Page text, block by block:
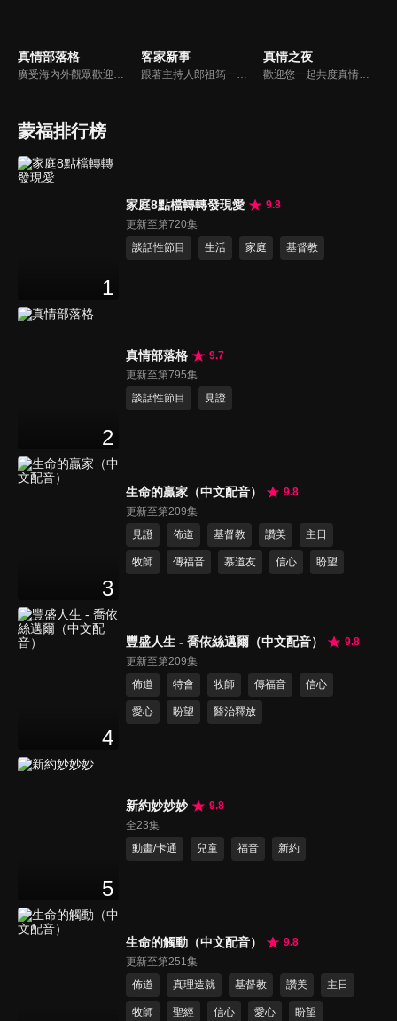
真情部落格
廣受海內外觀眾歡迎的真情部落格，是以見證故事為主軸的訪談節目，由知名主播夏嘉璐主持，莊信德牧師、黃國倫牧師回應，來賓在節目中自在的暢談自己的生命歷程，這些最真實的生命見證也幫助許多人走出低谷。
客家新事
跟著主持人郎祖筠一起關心客家事，體驗客家文化之美，透過見證分享一同經歷上帝的恩典。
真情之夜
歡迎您一起共度真情之夜，透過見證、詩歌讓我們一同進入在這個城市裡，許許多多的真情故事、真情人生。
蒙福排行榜
1
家庭8點檔轉轉發現愛
9.8
更新至第720集
談話性節目
生活 家庭 基督教
2
真情部落格
9.7
更新至第795集
談話性節目
見證
3
生命的贏家（中文配音）
9.8
更新至第209集
見證
佈道 基督教 讚美 主日
牧師 傳福音 慕道友 信心 盼望
4
豐盛人生 - 喬依絲邁爾（中文配音）
9.8
更新至第209集
佈道
特會 牧師 傳福音 信心
愛心 盼望 醫治釋放
5
新約妙妙妙
9.8
全23集
動畫/卡通
兒童 福音 新約
生命的觸動（中文配音）
9.8
更新至第251集
佈道
真理造就 基督教 讚美 主日
牧師 聖經 信心 愛心 盼望